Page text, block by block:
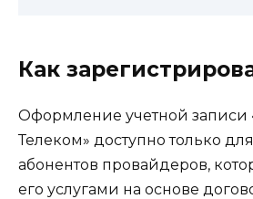
Как
Оформление учетной записи
Телеком» доступно только
абонентов провайдеров,
его услугами на основе